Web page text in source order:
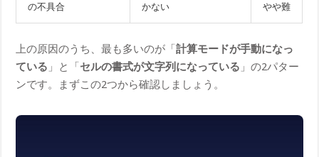
の不具合
かない
やや難
上の原因のうち、最も多いのが「計算モードが手動になっ
ている 」と「セルの書式が文字列になっている 」の2パター
ンです。まずこの2つから確認しましょう。